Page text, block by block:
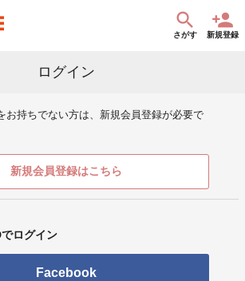
さがす 新規登録
ログイン
お持ちでない方は、新規会員登録が必要で
新規会員登録はこちら
ログイン
Facebook